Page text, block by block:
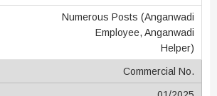
Numerous Posts (Anganwadi
Employee, Anganwadi
Helper)
Commercial No.